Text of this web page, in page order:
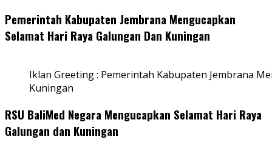
Pemerintah Kabupaten Jembrana Mengucapkan
Selamat Hari Raya Galungan Dan Kuningan
Iklan Greeting : Pemerintah Kabupaten Jembrana
Kuningan
RSU BaliMed Negara Mengucapkan Selamat Hari Raya
Galungan dan Kuningan